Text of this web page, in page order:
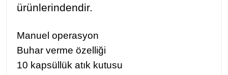
ürünlerindendir.
Manuel operasyon
Buhar verme özelliği
10 kapsüllük atık kutusu